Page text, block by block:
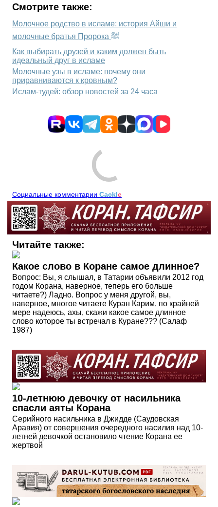
Смотрите также:
Молочное родство в исламе: история Айши и
молочные братья Пророка ﷺ
Как выбирать друзей и каким должен быть
идеальный друг в исламе
Молочные узы в исламе: почему они
приравниваются к кровным?
Ислам-тудей: обзор новостей за 24 часа
Социальные комментарии Cackle
Читайте также:
Какое слово в Коране самое длинное?
Вопрос: Вы, я слышал, в Татарии объявили 2012 год
годом Корана, наверное, теперь его больше
читаете?) Ладно. Вопрос у меня другой, вы,
наверное, многое читаете Куран Карим, по крайней
мере надеюсь, ахы, скажи какое самое длинное
слово которое ты встречал в Куране??? (Салаф
1987)
10-летнюю девочку от насильника
спасли аяты Корана
Серийного насильника в Джидде (Саудовская
Аравия) от совершения очередного насилия над 10-
летней девочкой остановило чтение Корана ее
жертвой